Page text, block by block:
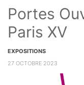
Portes
Paris XV
EXPOSITIONS
27 OCTOBRE 2023